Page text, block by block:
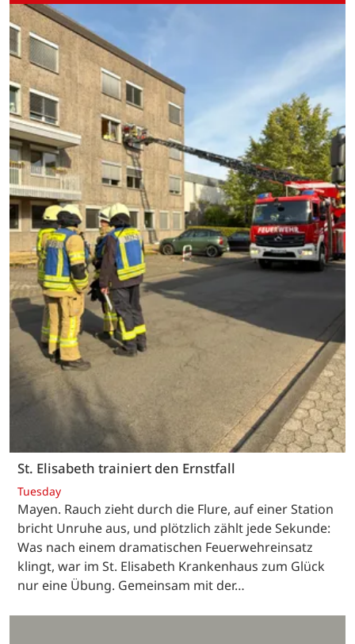
St. Elisabeth trainiert den Ernstfall
Tuesday
Mayen. Rauch zieht durch die Flure, auf einer Station
bricht Unruhe aus, und plötzlich zählt jede Sekunde:
Was nach einem dramatischen Feuerwehreinsatz
klingt, war im St. Elisabeth Krankenhaus zum Glück
nur eine Übung. Gemeinsam mit der…